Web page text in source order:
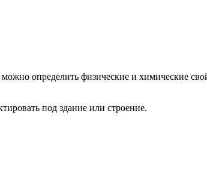
определить физические и химические
под здание или строение.